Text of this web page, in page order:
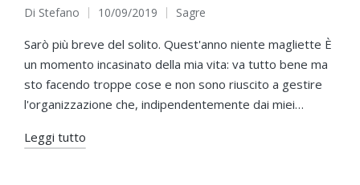
Pubblicato
da
Di Stefano 10/09/2019
Pubblicato
in
Sagre
Sarò più breve del solito. Quest'anno niente magliette È
un momento incasinato della mia vita: va tutto bene ma
sto facendo troppe cose e non sono riuscito a gestire
l'organizzazione che, indipendentemente dai miei…
Leggi tutto